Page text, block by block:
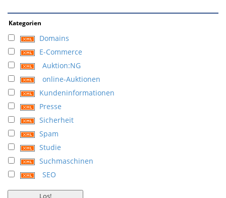
Kategorien
Domains
E-Commerce
Auktion:NG
online-Auktionen
Kundeninformationen
Presse
Sicherheit
Spam
Studie
Suchmaschinen
SEO